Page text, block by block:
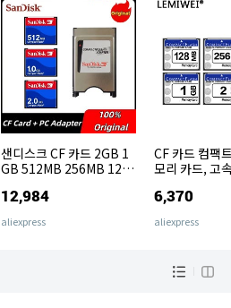
샌디스크 CF 카드 2GB 1
GB 512MB 256MB 128
컴팩트 플래시 카드 (프랭
크, 파누크, CNC, 미쓰비
시용 어댑터 포함)
12,984
aliexpress
CF 카드 컴팩
모리 카드, 고
32GB,
B, 2GB,
56MB
6,370
aliexpress